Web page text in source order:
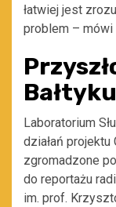
łatwiej jest
problem – mówi
Bałtyku
Laboratorium
działań projektu
zgromadzone
do reportażu
im. prof.